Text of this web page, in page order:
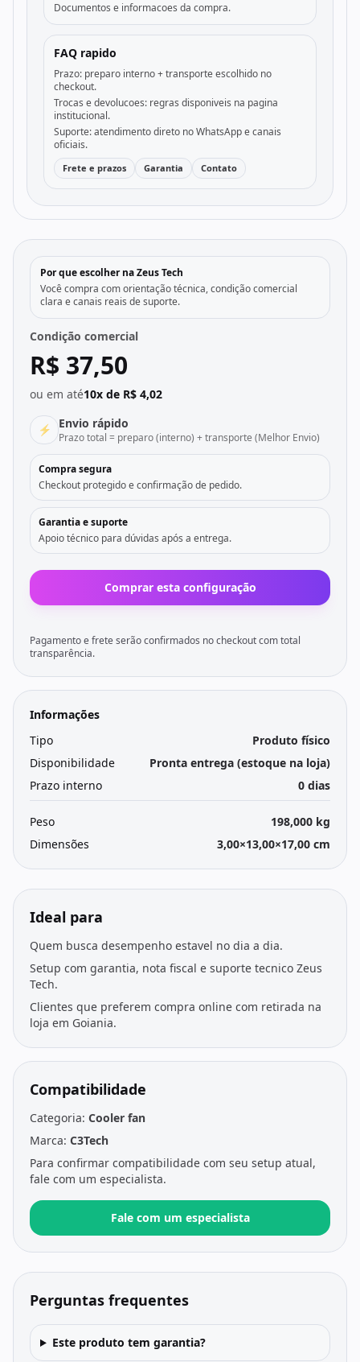
Documentos e informacoes da compra.
FAQ rapido
Prazo: preparo interno + transporte escolhido no
checkout.
Trocas e devolucoes: regras disponiveis na pagina
institucional.
Suporte: atendimento direto no WhatsApp e canais
oficiais.
Frete e prazos Garantia Contato
Por que escolher na Zeus Tech
Você compra com orientação técnica, condição comercial
clara e canais reais de suporte.
Condição comercial
R$ 37,50
ou em até10x de R$ 4,02
⚡ Envio rápido
Prazo total = preparo (interno) + transporte (Melhor Envio)
Compra segura
Checkout protegido e confirmação de pedido.
Garantia e suporte
Apoio técnico para dúvidas após a entrega.
Comprar esta configuração
Pagamento e frete serão confirmados no checkout com total
transparência.
Informações
Tipo
Produto físico
Disponibilidade
Pronta entrega (estoque na loja)
Prazo interno
0 dias
Peso
198,000 kg
Dimensões
3,00×13,00×17,00 cm
Ideal para
Quem busca desempenho estavel no dia a dia.
Setup com garantia, nota fiscal e suporte tecnico Zeus
Tech.
Clientes que preferem compra online com retirada na
loja em Goiania.
Compatibilidade
Categoria: Cooler fan
Marca: C3Tech
Para confirmar compatibilidade com seu setup atual,
fale com um especialista.
Fale com um especialista
Perguntas frequentes
Este produto tem garantia?